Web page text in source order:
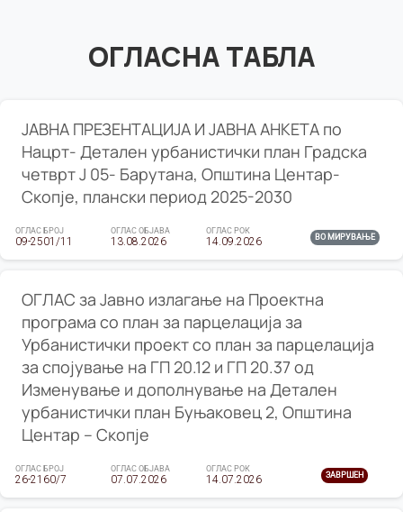
ОГЛАСНА ТАБЛА
ЈАВНА ПРЕЗЕНТАЦИЈА И ЈАВНА АНКЕТА по
Нацрт- Детален урбанистички план Градска
четврт Ј 05- Барутана, Општина Центар-
Скопје, плански период 2025-2030
ОГЛАС БРОЈ
09-2501/11
ОГЛАС ОБЈАВА
13.08.2026
ОГЛАС РОК
14.09.2026 ВО МИРУВАЊЕ
ОГЛАС за Јавно излагање на Проектна
програма со план за парцелација за
Урбанистички проект со план за парцелација
за спојување на ГП 20.12 и ГП 20.37 од
Изменување и дополнување на Детален
урбанистички план Буњаковец 2, Општина
Центар – Скопје
ОГЛАС БРОЈ
26-2160/7
ОГЛАС ОБЈАВА
07.07.2026
ОГЛАС РОК
14.07.2026 ЗАВРШЕН